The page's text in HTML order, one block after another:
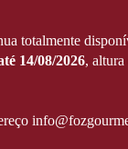
totalmente
14/08/2026, altura